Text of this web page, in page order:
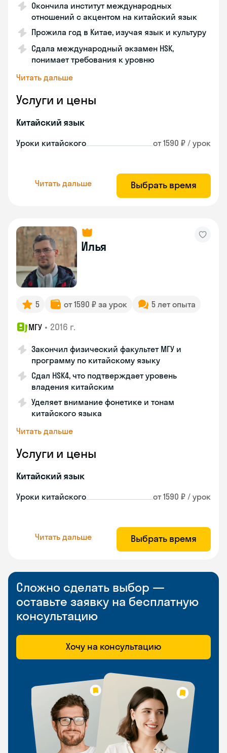
Окончила институт международных
отношений с акцентом на китайский язык
Прожила год в Китае, изучая язык и культуру
Сдала международный экзамен HSK,
понимает требования к уровню
Читать дальше
Услуги и цены
Китайский язык
Уроки китайского от 1590 ₽ / урок
Читать дальше Выбрать время
Илья
5 от 1590 ₽ за урок 5 лет опыта
МГУ • 2016 г.
Закончил физический факультет МГУ и
программу по китайскому языку
Сдал HSK4, что подтверждает уровень
владения китайским
Уделяет внимание фонетике и тонам
китайского языка
Читать дальше
Услуги и цены
Китайский язык
Уроки китайского от 1590 ₽ / урок
Читать дальше Выбрать время
Сложно сделать выбор —
оставьте заявку на бесплатную
консультацию
Хочу на консультацию